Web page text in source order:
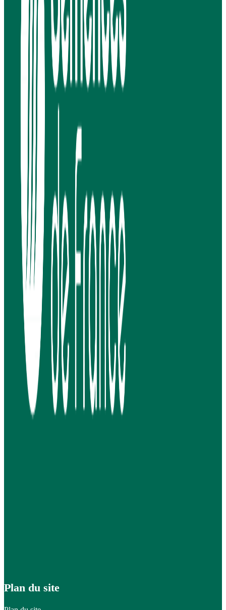
Plan du site